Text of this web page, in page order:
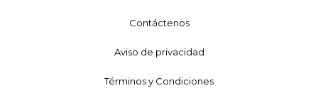
Contáctenos
Aviso de privacidad
Términos y Condiciones